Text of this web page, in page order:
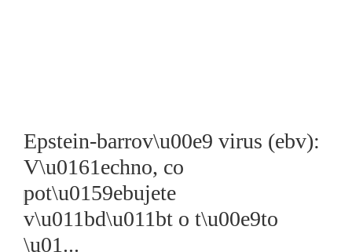
Epstein-barrov\u00e9 virus (ebv):
V\u0161echno, co
pot\u0159ebujete
v\u011bd\u011bt o t\u00e9to
\u01...